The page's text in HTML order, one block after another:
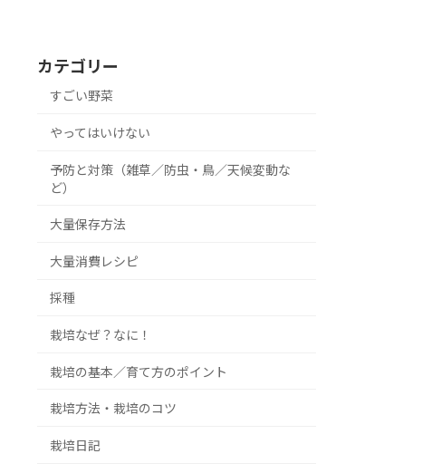
カテゴリー
すごい野菜
やってはいけない
予防と対策（雑草／防虫・鳥／天候変動な
ど）
大量保存方法
大量消費レシピ
採種
栽培なぜ？なに！
栽培の基本／育て方のポイント
栽培方法・栽培のコツ
栽培日記